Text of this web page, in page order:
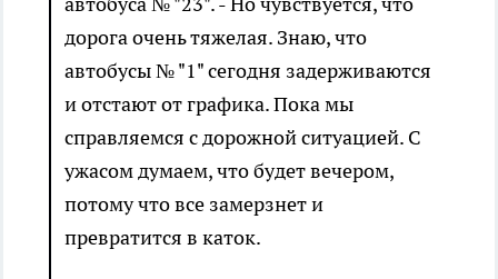
дорога очень тяжелая. Знаю, что
автобусы № "1" сегодня задерживаются
и отстают от графика. Пока мы
справляемся с дорожной ситуацией. С
ужасом думаем, что будет вечером,
потому что все замерзнет и
превратится в каток.